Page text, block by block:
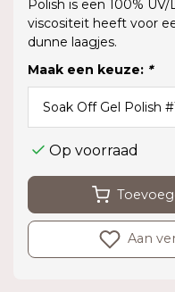
Polish is een 100%
viscositeit heeft voor
dunne laagjes.
Maak een keuze: *
Op voorraad
Aan